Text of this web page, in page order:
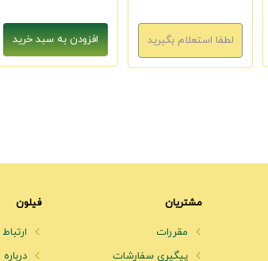
مشتریان
مقررات
پیگیری سفارشات
فیلون
درباره